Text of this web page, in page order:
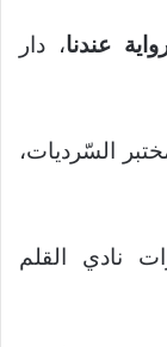
عندنا، دار
السّرديات،
نادي القلم